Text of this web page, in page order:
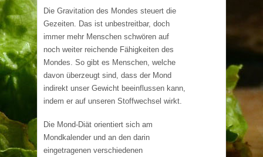
Die Gravitation des Mondes steuert die
Gezeiten. Das ist unbestreitbar, doch
immer mehr Menschen schwören auf
noch weiter reichende Fähigkeiten des
Mondes. So gibt es Menschen, welche
davon überzeugt sind, dass der Mond
indirekt unser Gewicht beeinflussen kann,
indem er auf unseren Stoffwechsel wirkt.
Die Mond-Diät orientiert sich am
Mondkalender und an den darin
eingetragenen verschiedenen